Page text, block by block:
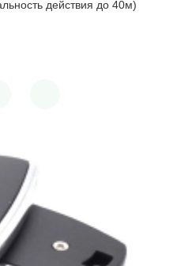
действия до 40м)